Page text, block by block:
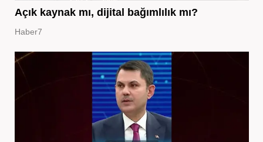
Açık kaynak mı, dijital bağımlılık mı?
Haber7